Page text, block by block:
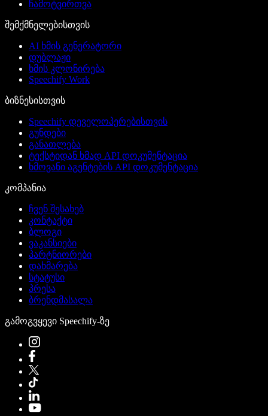
ჩამოტვირთვა
შემქმნელებისთვის
AI ხმის გენერატორი
დუბლაჟი
ხმის კლონირება
Speechify Work
ბიზნესისთვის
Speechify დეველოპერებისთვის
გუნდები
განათლება
ტექსტიდან ხმად API დოკუმენტაცია
ხმოვანი აგენტების API დოკუმენტაცია
კომპანია
ჩვენ შესახებ
კონტაქტი
ბლოგი
ვაკანსიები
პარტნიორები
დახმარება
სტატუსი
პრესა
ბრენდმასალა
გამოგვყევი Speechify-ზე